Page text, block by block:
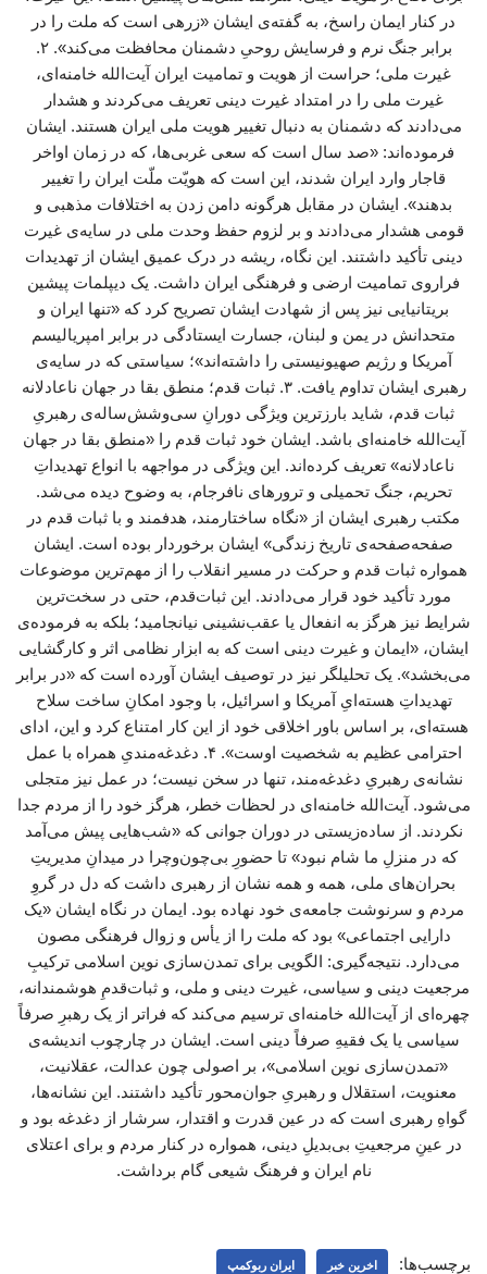
در کنار ایمان راسخ، به گفته‌ی ایشان «زرهی است که ملت را در
برابر جنگ نرم و فرسایش روحیِ دشمنان محافظت می‌کند». ۲.
غیرت ملی؛ حراست از هویت و تمامیت ایران آیت‌الله خامنه‌ای،
غیرت ملی را در امتداد غیرت دینی تعریف می‌کردند و هشدار
می‌دادند که دشمنان به دنبال تغییر هویت ملی ایران هستند. ایشان
فرموده‌اند: «صد سال است که سعی غربی‌ها، که در زمان اواخر
قاجار وارد ایران شدند، این است که هویّت ملّت ایران را تغییر
بدهند». ایشان در مقابل هرگونه دامن زدن به اختلافات مذهبی و
قومی هشدار می‌دادند و بر لزوم حفظ وحدت ملی در سایه‌ی غیرت
دینی تأکید داشتند. این نگاه، ریشه در درک عمیق ایشان از تهدیدات
فراروی تمامیت ارضی و فرهنگی ایران داشت. یک دیپلمات پیشین
بریتانیایی نیز پس از شهادت ایشان تصریح کرد که «تنها ایران و
متحدانش در یمن و لبنان، جسارت ایستادگی در برابر امپریالیسم
آمریکا و رژیم صهیونیستی را داشته‌اند»؛ سیاستی که در سایه‌ی
رهبری ایشان تداوم یافت. ۳. ثبات قدم؛ منطق بقا در جهان ناعادلانه
ثبات قدم، شاید بارزترین ویژگی دورانِ سی‌وشش‌ساله‌ی رهبریِ
آیت‌الله خامنه‌ای باشد. ایشان خود ثبات قدم را «منطق بقا در جهان
ناعادلانه» تعریف کرده‌اند. این ویژگی در مواجهه با انواع تهدیداتِ
تحریم، جنگ تحمیلی و ترورهای نافرجام، به وضوح دیده می‌شد.
مکتب رهبری ایشان از «نگاه ساختارمند، هدفمند و با ثبات قدم در
صفحه‌صفحه‌ی تاریخ زندگی» ایشان برخوردار بوده است. ایشان
همواره ثبات قدم و حرکت در مسیر انقلاب را از مهم‌ترین موضوعات
مورد تأکید خود قرار می‌دادند. این ثبات‌قدم، حتی در سخت‌ترین
شرایط نیز هرگز به انفعال یا عقب‌نشینی نیانجامید؛ بلکه به فرموده‌ی
ایشان، «ایمان و غیرت دینی است که به ابزار نظامی اثر و کارگشایی
می‌بخشد». یک تحلیلگر نیز در توصیف ایشان آورده است که «در برابر
تهدیداتِ هسته‌ایِ آمریکا و اسرائیل، با وجود امکانِ ساخت سلاح
هسته‌ای، بر اساس باور اخلاقی خود از این کار امتناع کرد و این، ادای
احترامی عظیم به شخصیت اوست». ۴. دغدغه‌مندیِ همراه با عمل
نشانه‌ی رهبریِ دغدغه‌مند، تنها در سخن نیست؛ در عمل نیز متجلی
می‌شود. آیت‌الله خامنه‌ای در لحظات خطر، هرگز خود را از مردم جدا
نکردند. از ساده‌زیستی در دوران جوانی که «شب‌هایی پیش می‌آمد
که در منزلِ ما شام نبود» تا حضورِ بی‌چون‌وچرا در میدانِ مدیریتِ
بحران‌های ملی، همه و همه نشان از رهبری داشت که دل در گروِ
مردم و سرنوشت جامعه‌ی خود نهاده بود. ایمان در نگاه ایشان «یک
دارایی اجتماعی» بود که ملت را از یأس و زوال فرهنگی مصون
می‌دارد. نتیجه‌گیری: الگویی برای تمدن‌سازی نوین اسلامی ترکیبِ
مرجعیت دینی و سیاسی، غیرت دینی و ملی، و ثبات‌قدمِ هوشمندانه،
چهره‌ای از آیت‌الله خامنه‌ای ترسیم می‌کند که فراتر از یک رهبرِ صرفاً
سیاسی یا یک فقیهِ صرفاً دینی است. ایشان در چارچوب اندیشه‌ی
«تمدن‌سازی نوین اسلامی»، بر اصولی چون عدالت، عقلانیت،
معنویت، استقلال و رهبریِ جوان‌محور تأکید داشتند. این نشانه‌ها،
گواهِ رهبری است که در عین قدرت و اقتدار، سرشار از دغدغه بود و
در عینِ مرجعیتِ بی‌بدیلِ دینی، همواره در کنار مردم و برای اعتلای
نام ایران و فرهنگ شیعی گام برداشت.
برچسب‌ها: اخرین خبر ایران ربوکمپ